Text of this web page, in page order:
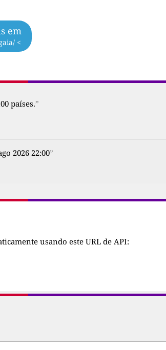
em
<
países.”
2026 22:00”
usando este URL de API: